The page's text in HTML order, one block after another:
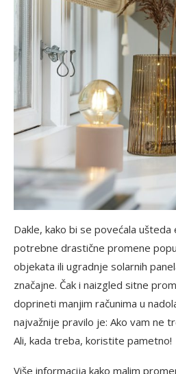
Dakle, kako bi se povećala
potrebne drastične promene
objekata ili ugradnje solarnih
značajne. Čak i naizgled sitne
doprineti manjim računima u
najvažnije pravilo je: Ako vam ne
Ali, kada treba, koristite pametno!
Više informacija kako malim